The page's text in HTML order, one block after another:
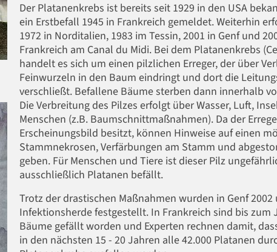
Der Platanenkrebs ist bereits seit 1929 in den USA
ein Erstbefall 1945 in Frankreich gemeldet. Weiterhin
1972 in Norditalien, 1983 im Tessin, 2001 in Genf und
Frankreich am Canal du Midi. Bei dem Platanenkrebs
handelt es sich um einen pilzlichen Erreger, der über
Feinwurzeln in den Baum eindringt und dort die
verschließt. Befallene Bäume sterben dann innerhalb
Die Verbreitung des Pilzes erfolgt über Wasser, Luft,
Menschen (z.B. Baumschnittmaßnahmen). Da der
Erscheinungsbild besitzt, können Hinweise auf einen
Stammnekrosen, Verfärbungen am Stamm und
geben. Für Menschen und Tiere ist dieser Pilz
ausschließlich Platanen befällt.
Trotz der drastischen Maßnahmen wurden in Genf
Infektionsherde festgestellt. In Frankreich sind bis zum
Bäume gefällt worden und Experten rechnen damit,
in den nächsten 15 - 20 Jahren alle 42.000 Platanen